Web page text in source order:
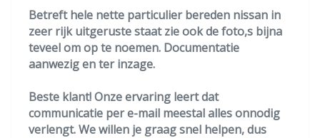
Anti blokkeer systeem
Anti doorslip regeling
Apple carplay/android auto
Bestuurdersairbag
Bluetooth
Betreft hele nette particulier bereden nissan in
zeer rijk uitgeruste staat zie ook de foto,s bijna
teveel om op te noemen. Documentatie
aanwezig en ter inzage.
Beste klant! Onze ervaring leert dat
communicatie per e-mail meestal alles onnodig
verlengt. We willen je graag snel helpen, dus